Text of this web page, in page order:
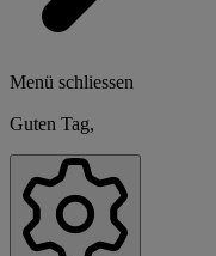
Menü schliessen
Guten Tag,